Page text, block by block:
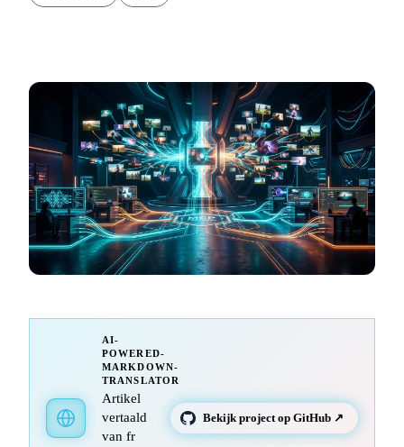
AI-
POWERED-
MARKDOWN-
TRANSLATOR
Artikel
vertaald
van fr
Bekijk project op GitHub ↗